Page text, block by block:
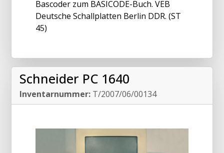
Bascoder zum BASICODE-Buch. VEB
Deutsche Schallplatten Berlin DDR. (ST
45)
Schneider PC 1640
Inventarnummer: T/2007/06/00134